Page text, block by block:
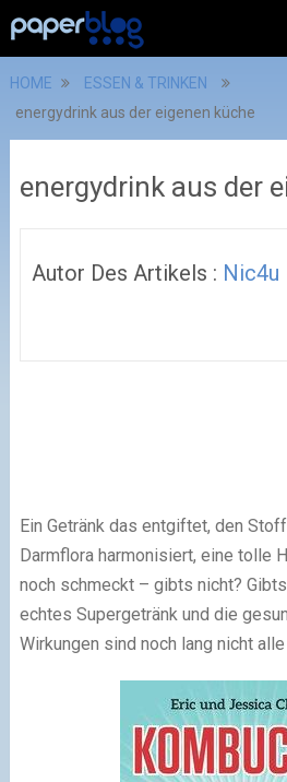
HOME
ESSEN & TRINKEN
energydrink aus der eigenen küche
energydrink aus der
Autor Des Artikels : Nic4u
Ein Getränk das entgiftet, den
Darmflora harmonisiert, eine tolle
noch schmeckt – gibts nicht?
echtes Supergetränk und die
Wirkungen sind noch lang nicht